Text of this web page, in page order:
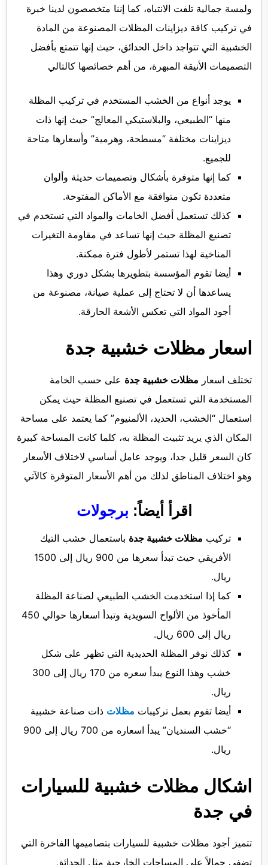
ولمسة جمالية تلفت الانتباه، كما إننا متخصصون لدينا خبرة
في تركيب كافة ديزاينات المظلات المصنوعة من المادة
الخشبية التي تتواجد داخل الحدائق، حيث إنها تتمتع بأفضل
التصميمات الأنيقة المبهرة، من أهم خصائصها كالتالي
يوجد أنواع من الخشب المستخدم في تركيب المظلة
منها “الطبيعي، والبلاستيكي المعالج” حيث إنها ذات
ديزاينات مختلفة “مسطحة، وهرمية” وأسعارها متاحة
للجميع.
كما إنها متوفرة بأشكال وتصميمات حديثة وألوان
متعددة تكون متوافقة مع الأماكن المفتوحة.
كذلك تستعمل أفضل الخامات والمواد التي تستخدم في
تصنيع المظلة حيث إنها تساعد في مقاومة التغيرات
المناخية لهذا تستمر لأطول فترة ممكنة.
أيضا تقوم المؤسسة بتطويرها بشكل دوري وهذا
يساعدها أن لا تحتاج إلى عملية صيانة، مصنوعة من
أجود المواد التي تعكس الأشعة الحارقة.
اسعار مظلات خشبية جدة
تختلف اسعار مظلات خشبية جدة على حسب الخامة
المستخدمة التي تستعمل في تصنيع المظلة حيث يمكن
استعمال “الخشب، الحديد، الألمنيوم” كما يعتمد على مساحة
المكان الذي يريد تثبيت المظلة به، كلما كانت المساحة كبيرة
كان السعر قليل جدا، ويوجد عامل أساسي لاختلاف الأسعار
وهو اختلاف المناطق لذلك من أهم الأسعار المتوفرة كالآتي
اقرأ أيضاً: برجولات
تركيب مظلات خشبية جدة باستعمال خشب التيك
الأفريقي حيث تبدأ سعرها من 900 ريال إلى 1500
ريال.
كما إذا استخدمت الخشب الطبيعي لصناعة المظلة
المأخوذ من الألواح السويدية وتبدأ اسعارها حوالي 450
ريال إلى 600 ريال.
كذلك نوفر المظلة الحديدية التي تظهر على شكل
خشب وهذا النوع يبدأ سعره من 170 ريال إلى 300
ريال.
أيضا تفوم بعمل تركيبات مظلات ذات صناعة خشبية
“خشب السنديان” يبدأ اسعاره من 700 ريال إلى 900
ريال.
اشكال مظلات خشبية للسيارات
في جدة
تتميز أجود مظلات خشبية للسيارات بتصاميمها الفاخرة التي
تضفي جمالاً على المساحات الخارجية مثل الحدائق